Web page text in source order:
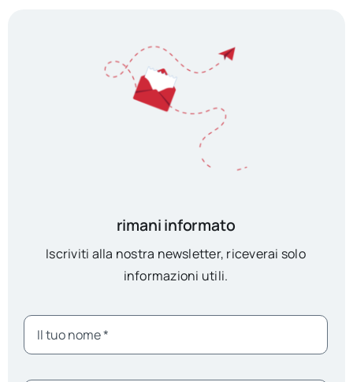
rimani informato
Iscriviti alla nostra newsletter, riceverai solo
informazioni utili.